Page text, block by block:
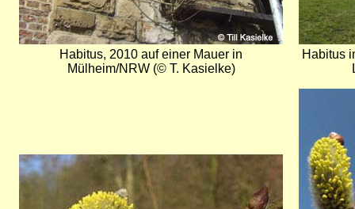
Habitus, 2010 auf einer Mauer in
Mülheim/NRW (© T. Kasielke)
Habitus
Bild